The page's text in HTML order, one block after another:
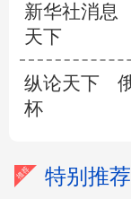
新华社消息
天下
纵论天下
杯
特别推荐